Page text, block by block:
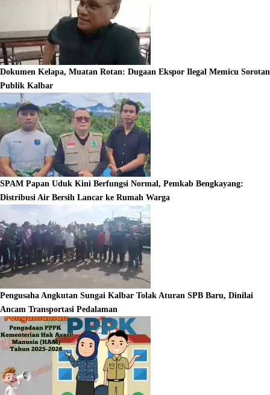
Dokumen Kelapa, Muatan Rotan: Dugaan Ekspor Ilegal Memicu Sorotan
Publik Kalbar
SPAM Papan Uduk Kini Berfungsi Normal, Pemkab Bengkayang:
Distribusi Air Bersih Lancar ke Rumah Warga
Pengusaha Angkutan Sungai Kalbar Tolak Aturan SPB Baru, Dinilai
Ancam Transportasi Pedalaman